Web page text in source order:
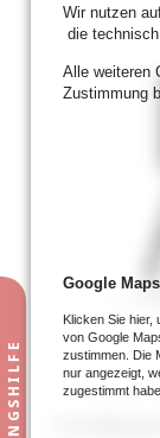
Wir nutzen
die
Alle weiteren
Zustimmung
Google Maps
Klicken Sie hier,
von Google
zustimmen. Die
nur angezeigt,
zugestimmt